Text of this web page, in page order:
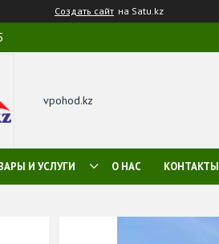
Создать сайт на Satu.kz
vpohod.kz
И УСЛУГИ О НАС КОНТАКТЫ